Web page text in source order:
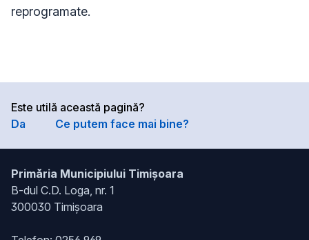
reprogramate.
Este utilă această pagină?
Da
Ce putem face mai bine?
Primăria Municipiului Timișoara
B-dul C.D. Loga, nr. 1
300030 Timișoara